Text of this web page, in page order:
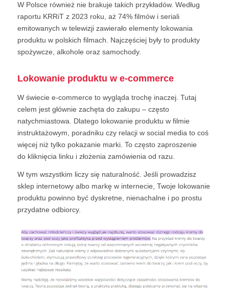
W Polsce również nie brakuje takich przykładów. Według
raportu KRRiT z 2023 roku, aż 74% filmów i seriali
emitowanych w telewizji zawierało elementy lokowania
produktu w polskich filmach. Najczęściej były to produkty
spożywcze, alkohole oraz samochody.
Lokowanie produktu w e-commerce
W świecie e-commerce to wygląda trochę inaczej. Tutaj
celem jest głównie zachęta do zakupu – często
natychmiastowa. Dlatego lokowanie produktu w filmie
instruktażowym, poradniku czy relacji w social media to coś
więcej niż tylko pokazanie marki. To często zaproszenie
do kliknięcia linku i złożenia zamówienia od razu.
W tym wszystkim liczy się naturalność. Jeśli prowadzisz
sklep internetowy albo markę w internecie, Twoje lokowanie
produktu powinno być dyskretne, nienachalne i po prostu
przydatne odbiorcy.